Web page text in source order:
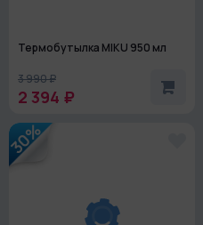
Термобутылка MIKU 950 мл
3 990 ₽
2 394 ₽
30%